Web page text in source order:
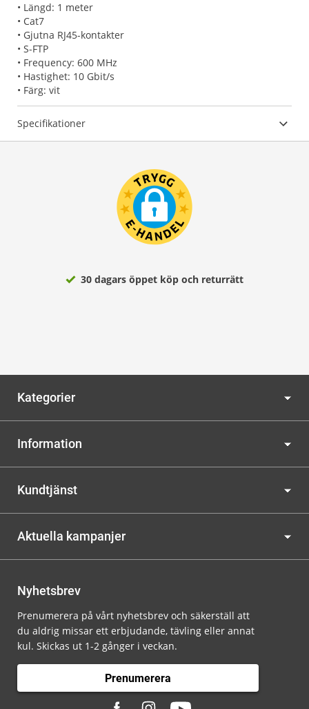
• Längd: 1 meter
• Cat7
• Gjutna RJ45-kontakter
• S-FTP
• Frequency: 600 MHz
• Hastighet: 10 Gbit/s
• Färg: vit
Specifikationer
30 dagars öppet köp och returrätt
Kategorier
Information
Kundtjänst
Aktuella kampanjer
Nyhetsbrev
Prenumerera på vårt nyhetsbrev och säkerställ att
du aldrig missar ett erbjudande, tävling eller annat
kul. Skickas ut 1-2 gånger i veckan.
Prenumerera